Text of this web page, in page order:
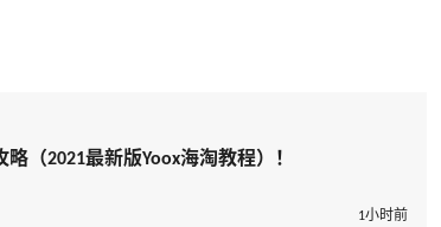
（2021最新版Yoox海淘教程）！
1小时前